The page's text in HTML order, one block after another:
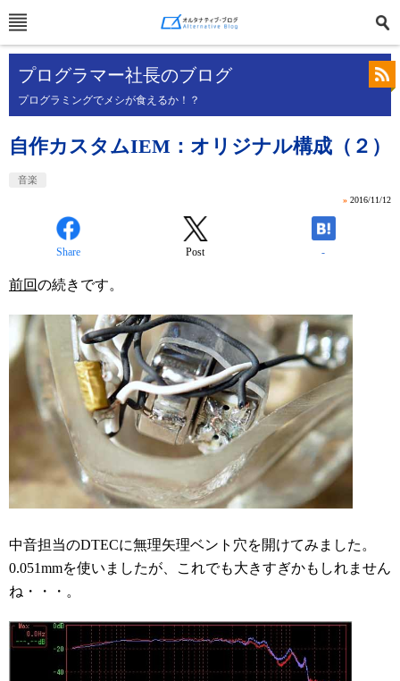
プログラマー社長のブログ
プログラミングでメシが食えるか！？
自作カスタムIEM：オリジナル構成（２）
音楽
» 2016/11/12
Share Post -
前回の続きです。
中音担当のDTECに無理矢理ベント穴を開けてみました。
0.051mmを使いましたが、これでも大きすぎかもしれません
ね・・・。